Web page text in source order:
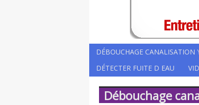
DÉBOUCHAGE CANALISATION
DÉTECTER FUITE D EAU
Débouchage